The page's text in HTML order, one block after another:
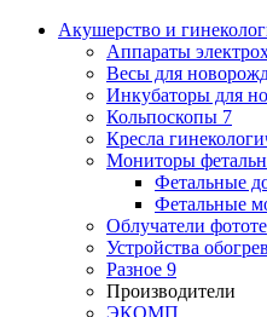
Акушерство и
Аппараты
Весы для
Инкубаторы для
Кольпоскопы 7
Кресла
Мониторы
Фетальные
Фетальные
Облучатели
Устройства
Разное 9
Производители
ЭКОМП